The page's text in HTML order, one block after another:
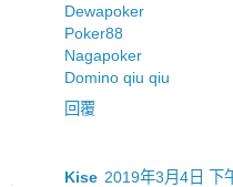
Dewapoker
Poker88
Nagapoker
Domino qiu qiu
回覆
Kise 2019年3月4日 下